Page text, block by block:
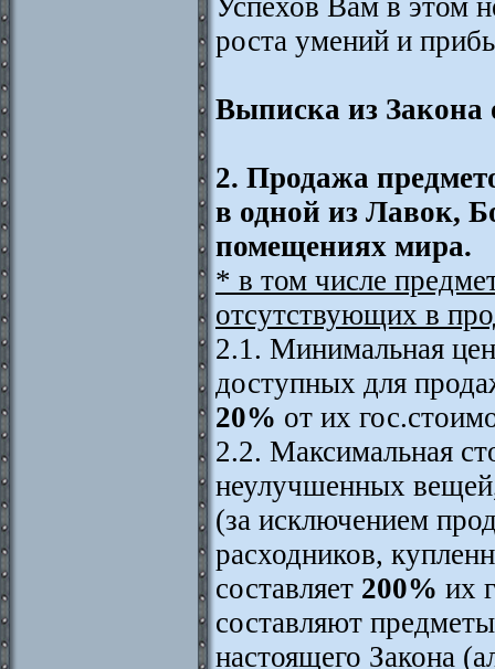
роста умений и
Выписка из Закона
2. Продажа
в одной из Лавок,
помещениях мира.
* в том числе
отсутствующих в
2.1. Минимальная
доступных для
20% от их
2.2. Максимальная
неулучшенных
(за исключением
расходников,
составляет 200% их
составляют
настоящего Закона